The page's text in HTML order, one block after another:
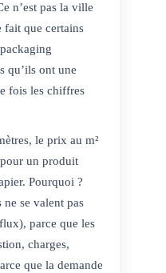
n’est pas la ville
fait que certains
qu’ils ont une
fois les chiffres
le prix au m²
pour un produit
Pourquoi ?
ne se valent pas
parce que les
charges,
que la demande